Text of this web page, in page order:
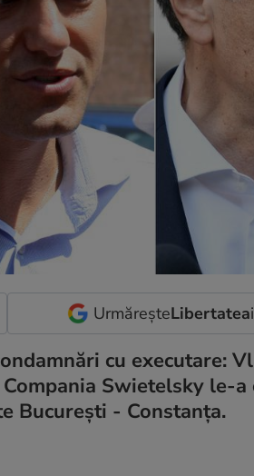
UrmăreșteLibertatea
cu executare:
Swietelsky le-
București - Constanța.